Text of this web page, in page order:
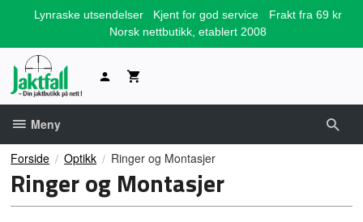
Lynraske utsendelser Kjent for god service
Frakt fra 69 kr
Norsk nettbutikk, etablert 2008
Meny
Forside Optikk Ringer og Montasjer
Ringer og Montasjer